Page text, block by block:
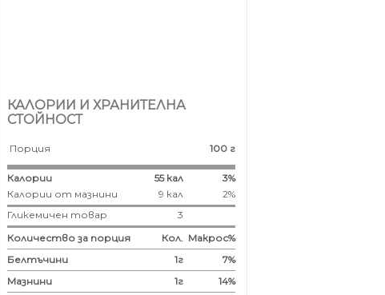
КАЛОРИИ И ХРАНИТЕЛНА
СТОЙНОСТ
Порция 100 г
Калории 55кал
3%
Калории от мазнини
9 кал
2%
Гликемичен товар
3
Количество за порция
Кол. Макрос%
Белтъчини
1г
7%
Мазнини
1г
14%